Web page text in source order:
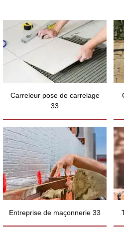
Carreleur pose de carrelage
33
Entreprise de maçonnerie 33